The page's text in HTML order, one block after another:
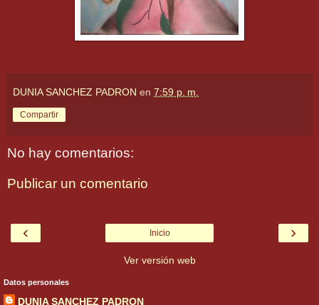
DUNIA SANCHEZ PADRON en 7:59 p. m.
Compartir
No hay comentarios:
Publicar un comentario
‹ ›
Inicio
Ver versión web
Datos personales
DUNIA SANCHEZ PADRON